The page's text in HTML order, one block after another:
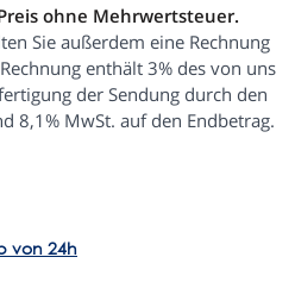
ohne Mehrwertsteuer.
Sie außerdem eine Rechnung
enthält 3% des von uns
der Sendung durch den
8,1% MwSt. auf den Endbetrag.
von 24h